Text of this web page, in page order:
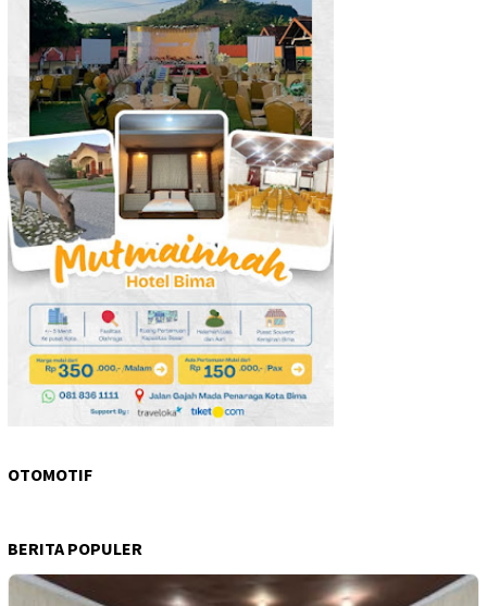
OTOMOTIF
BERITA POPULER